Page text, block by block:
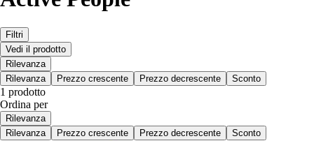
Filtri
Vedi il prodotto
Rilevanza
Rilevanza
Prezzo crescente Prezzo decrescente Sconto
1 prodotto
Ordina per
Rilevanza
Rilevanza
Prezzo crescente Prezzo decrescente Sconto